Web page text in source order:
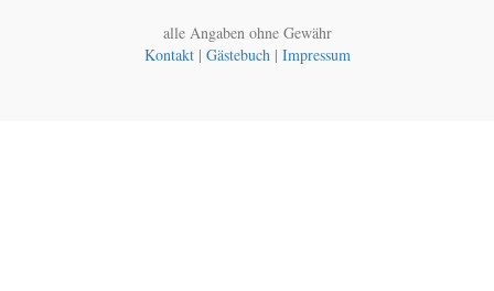
alle Angaben ohne Gewähr
Kontakt| Gästebuch| Impressum